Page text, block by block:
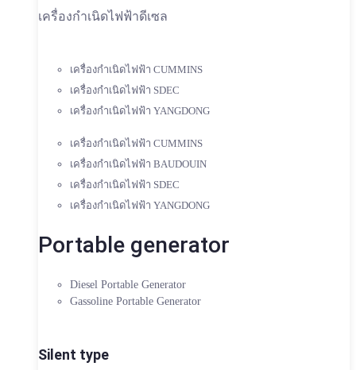
เครื่องกำเนิดไฟฟ้าดีเซล
เครื่องกำเนิดไฟฟ้า CUMMINS
เครื่องกำเนิดไฟฟ้า SDEC
เครื่องกำเนิดไฟฟ้า YANGDONG
เครื่องกำเนิดไฟฟ้า CUMMINS
เครื่องกำเนิดไฟฟ้า BAUDOUIN
เครื่องกำเนิดไฟฟ้า SDEC
เครื่องกำเนิดไฟฟ้า YANGDONG
Portable generator
Diesel Portable Generator
Gassoline Portable Generator
Silent type